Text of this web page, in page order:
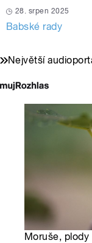
28. srpen 2025
Babské rady
Největší
Moruše,